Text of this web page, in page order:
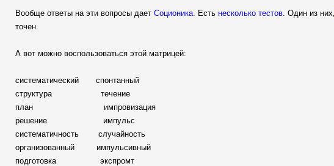
Вообще ответы на эти вопросы дает Соционика . Есть несколько тестов . Один из них,
точен.
А вот можно воспользоваться этой матрицей:
систематический спонтанный
структура течение
план импровизация
решение импульс
систематичность случайность
организованный импульсивный
подготовка экспромт